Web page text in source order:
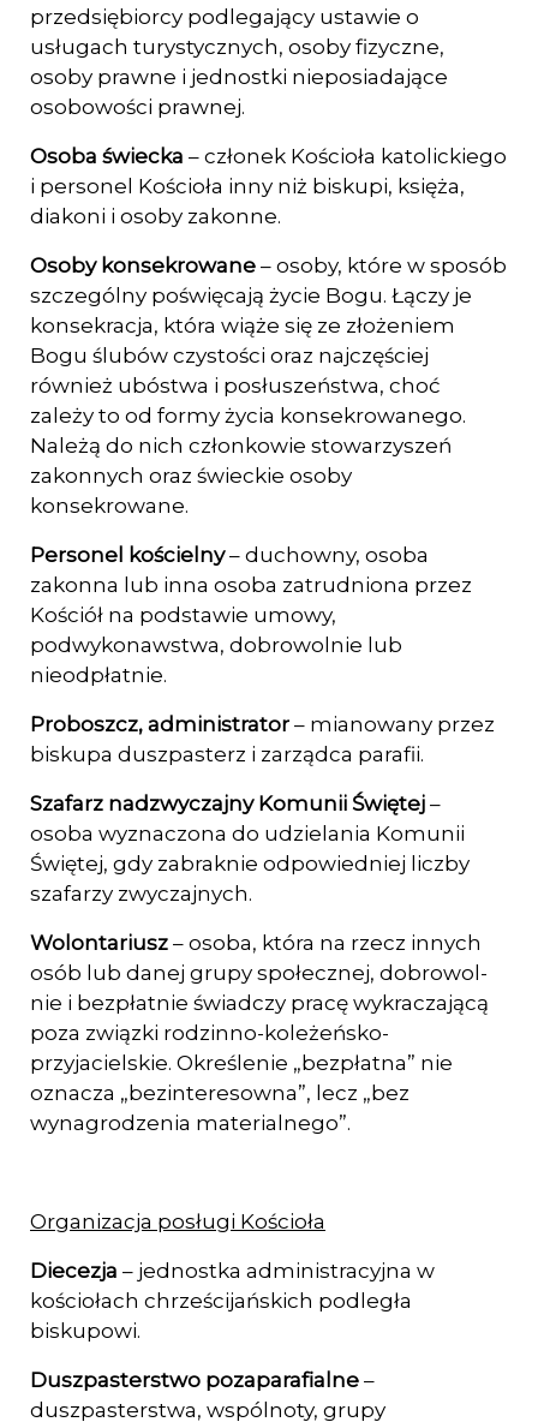
przedsiębiorcy podlegający ustawie o
usługach turystycznych, osoby fizyczne,
osoby prawne i jednostki nieposiadające
osobowości prawnej.
Osoba świecka – członek Kościoła katolickiego
i personel Kościoła inny niż biskupi, księża,
diakoni i osoby zakonne.
Osoby konsekrowane – osoby, które w sposób
szczególny poświęcają życie Bogu. Łączy je
konsekracja, która wiąże się ze złożeniem
Bogu ślubów czystości oraz najczęściej
również ubóstwa i posłuszeństwa, choć
zależy to od formy życia konsekrowanego.
Należą do nich członkowie stowarzyszeń
zakonnych oraz świec­kie osoby
konsekrowane.
Personel kościelny– duchowny, osoba
zakonna lub inna osoba zatrudniona przez
Ko­ściół na podstawie umowy,
podwykonawstwa, dobrowolnie lub
nieodpłatnie.
Proboszcz, administrator – mianowany przez
biskupa duszpasterz i zarządca parafii.
Szafarz nadzwyczajny Komunii Świętej –
osoba wyznaczona do udzielania Komunii
Świętej, gdy zabraknie odpowiedniej liczby
szafarzy zwyczajnych.
Wolontariusz – osoba, która na rzecz innych
osób lub danej grupy społecznej, dobrowol­
nie i bezpłatnie świadczy pracę wykraczającą
poza związki rodzinno-koleżeńsko­-
przyjacielskie. Określenie „bezpłatna” nie
oznacza „bezinteresowna”, lecz „bez
wynagrodzenia materialnego”.
Organizacja posługi Kościoła
Diecezja – jednostka administracyjna w
kościołach chrześcijańskich podległa
biskupowi.
Duszpasterstwo pozaparafialne –
duszpasterstwa, wspólnoty, grupy